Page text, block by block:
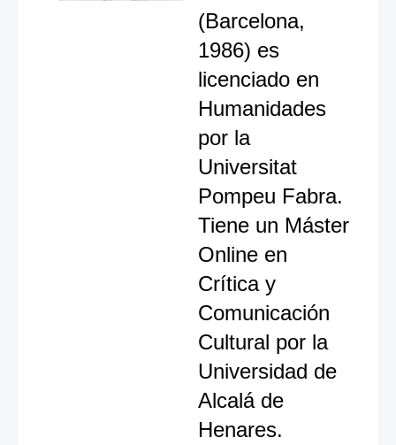
(Barcelona,
1986) es
licenciado en
Humanidades
por la
Universitat
Pompeu Fabra.
Tiene un Máster
Online en
Crítica y
Comunicación
Cultural por la
Universidad de
Alcalá de
Henares.